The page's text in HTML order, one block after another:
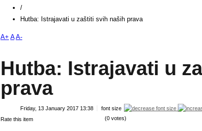
/
Hutba: Istrajavati u zaštiti svih naših prava
A+ A A-
Hutba: Istrajavati u
prava
Friday, 13 January 2017 13:38 font size
Rate this item
(0 votes)